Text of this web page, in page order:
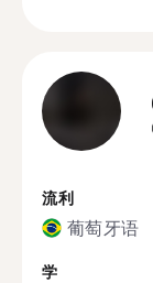
流利
葡萄牙语
学